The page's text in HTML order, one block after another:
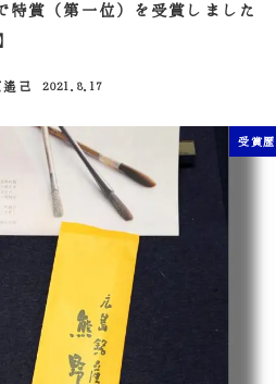
特賞（第一位）を受賞しました
遙己
2021.8.17
受賞歴